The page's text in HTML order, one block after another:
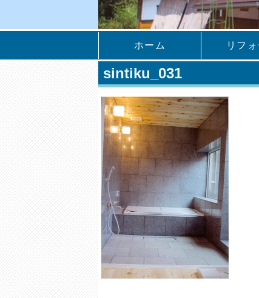
ホーム リフ
sintiku_031